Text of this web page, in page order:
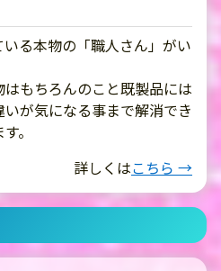
る本物の「職人さん」がい
もちろんのこと既製品には
が気になる事まで解消でき
。
詳しくはこちら →